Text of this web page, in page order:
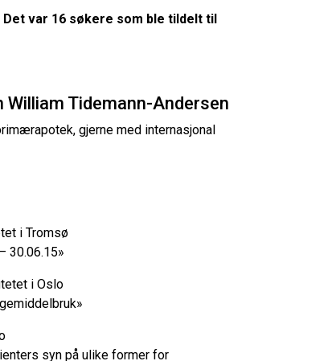
Det var 16 søkere som ble tildelt til
Tidemann-Andersen
gjerne med internasjonal
i Tromsø
30.06.15»
i Oslo
syn på ulike former for